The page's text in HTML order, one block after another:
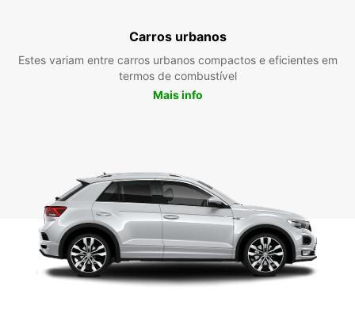
Carros urbanos
Estes variam entre carros urbanos compactos e eficientes em
termos de combustível
Mais info